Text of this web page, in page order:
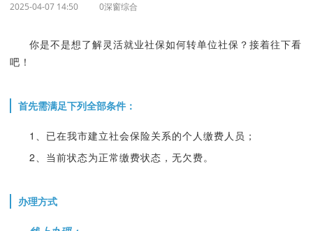
2025-04-07 14:50 0深窗综合
你是不是想了解灵活就业社保如何转单位社保？接着往下看
吧！
首先需满足下列全部条件：
1、已在我市建立社会保险关系的个人缴费人员；
2、当前状态为正常缴费状态，无欠费。
办理方式